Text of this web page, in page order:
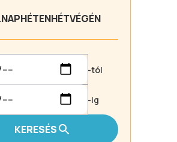
HÉTENHÉTVÉGÉN
-tól
-ig
KERESÉS